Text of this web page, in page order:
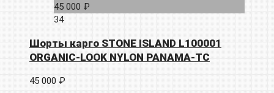
45 000 ₽
34
Шорты карго STONE ISLAND L100001
ORGANIC-LOOK NYLON PANAMA-TC
45 000 ₽